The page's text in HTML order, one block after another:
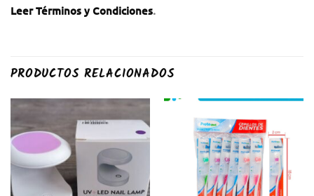
Leer Términos y Condiciones.
PRODUCTOS RELACIONADOS